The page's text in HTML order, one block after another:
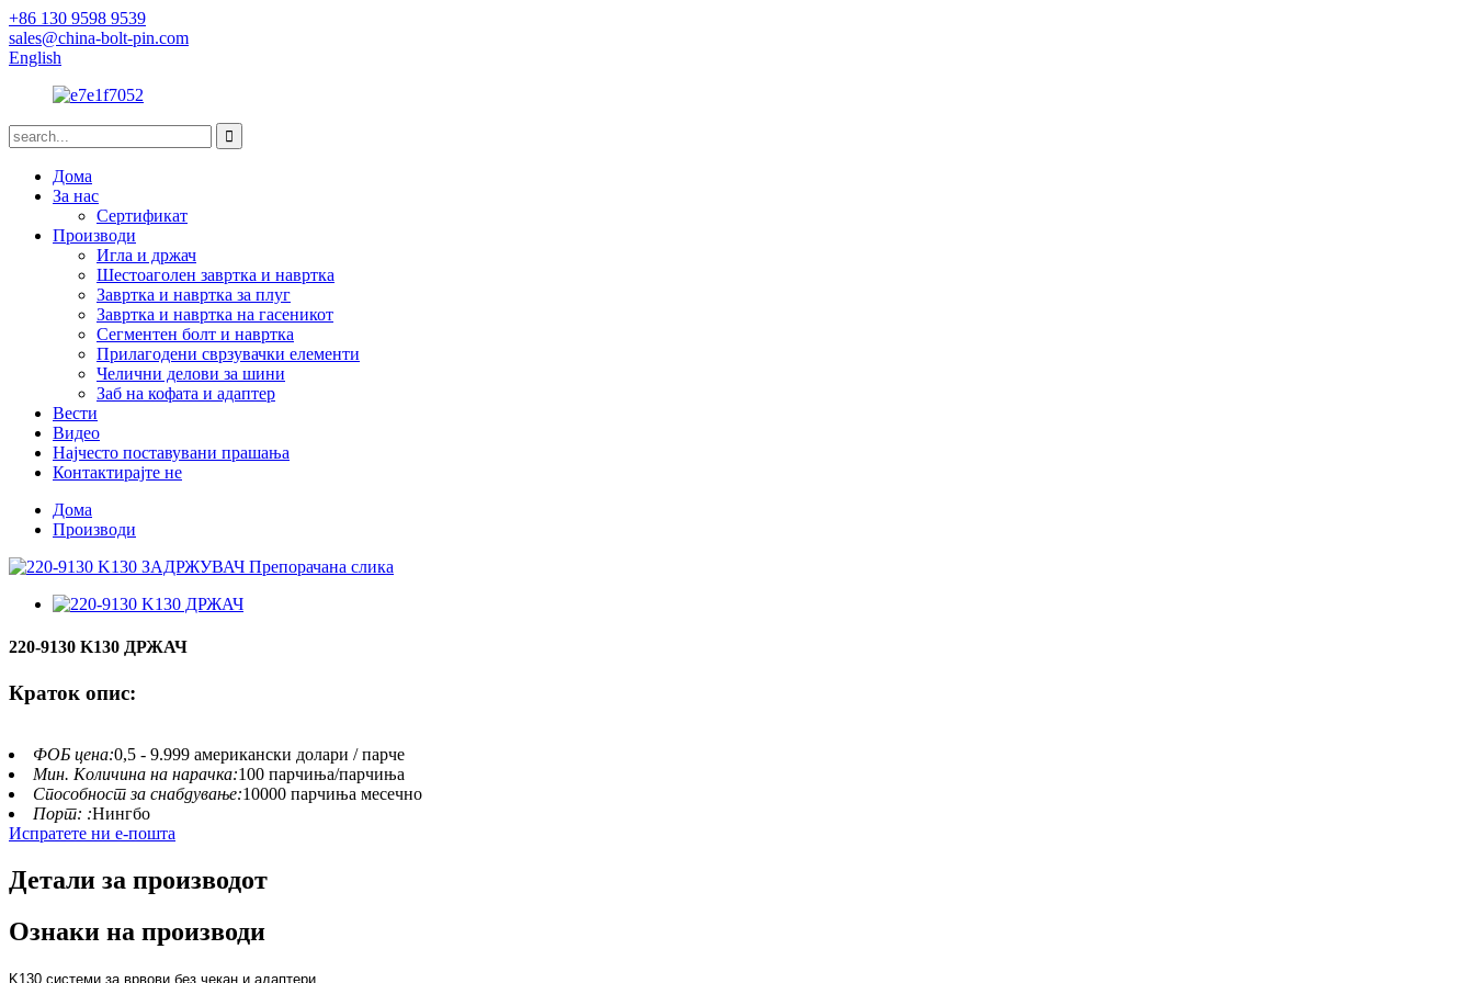
+86 130 9598 9539
sales@china-bolt-pin.com
English
Дома
За нас
Сертификат
Производи
Игла и држач
Шестоаголен завртка и навртка
Завртка и навртка за плуг
Завртка и навртка на гасеникот
Сегментен болт и навртка
Прилагодени сврзувачки елементи
Челични делови за шини
Заб на кофата и адаптер
Вести
Видео
Најчесто поставувани прашања
Контактирајте не
Дома
Производи
220-9130 K130 ДРЖАЧ
Краток опис:
ФОБ цена:0,5 - 9.999 американски долари / парче
Мин. Количина на нарачка:100 парчиња/парчиња
Способност за снабдување:10000 парчиња месечно
Порт: :Нингбо
Испратете ни е-пошта
Детали за производот
Ознаки на производи
K130 системи за врвови без чекан и адаптери,